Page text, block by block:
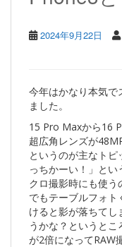
2024年9月22日
今年はかなり本気で
ました。
15 Pro Maxから16
超広角レンズが
というのが主なト
っちかーい！」と
クロ撮影時にも使う
でもテーブルフォ
けると影が落ちて
うかな？というと
が2倍になってRAW